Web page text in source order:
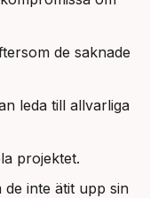
de saknade
leda till allvarliga
projektet.
inte ätit upp sin